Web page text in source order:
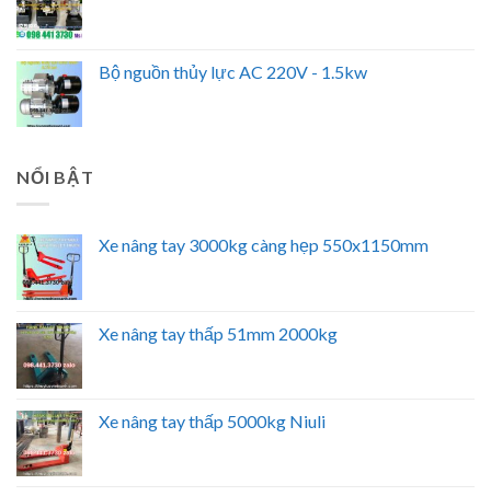
Bộ nguồn thủy lực AC 220V - 1.5kw
NỔI BẬT
Xe nâng tay 3000kg càng hẹp 550x1150mm
Xe nâng tay thấp 51mm 2000kg
Xe nâng tay thấp 5000kg Niuli